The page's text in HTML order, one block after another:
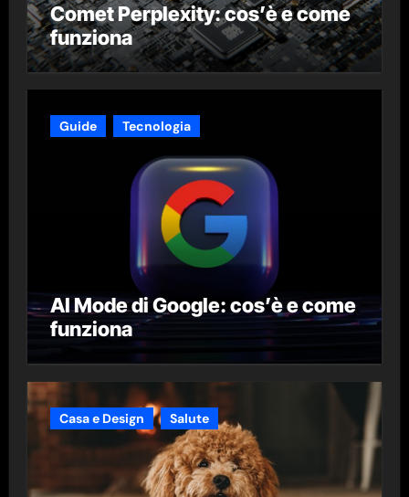
Comet Perplexity: cos’è e come
funziona
Guide Tecnologia
AI Mode di Google: cos’è e come
funziona
Casa e Design Salute